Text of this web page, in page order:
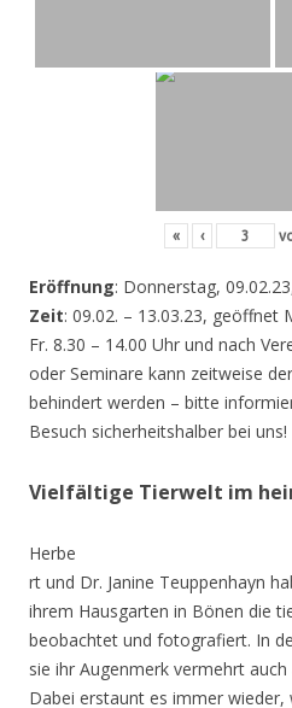
« ‹
Eröffnung: Donnerstag,
Zeit: 09.02. – 13.03.23, geöffnet
Fr. 8.30 – 14.00 Uhr und nach
oder Seminare kann zeitweise
behindert werden – bitte
Besuch sicherheitshalber bei uns!
Vielfältige Tierwelt im
Herbe
rt und Dr. Janine Teuppenhayn
ihrem Hausgarten in Bönen die
beobachtet und fotografiert. In
sie ihr Augenmerk vermehrt
Dabei erstaunt es immer wieder,